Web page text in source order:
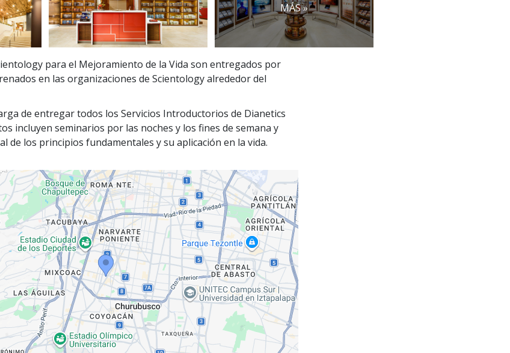
MÁS »
para el Mejoramiento de la Vida son entregados por
en las organizaciones de Scientology alrededor del
de entregar todos los Servicios Introductorios de Dianetics
incluyen seminarios por las noches y los fines de semana y
de los principios fundamentales y su aplicación en la vida.